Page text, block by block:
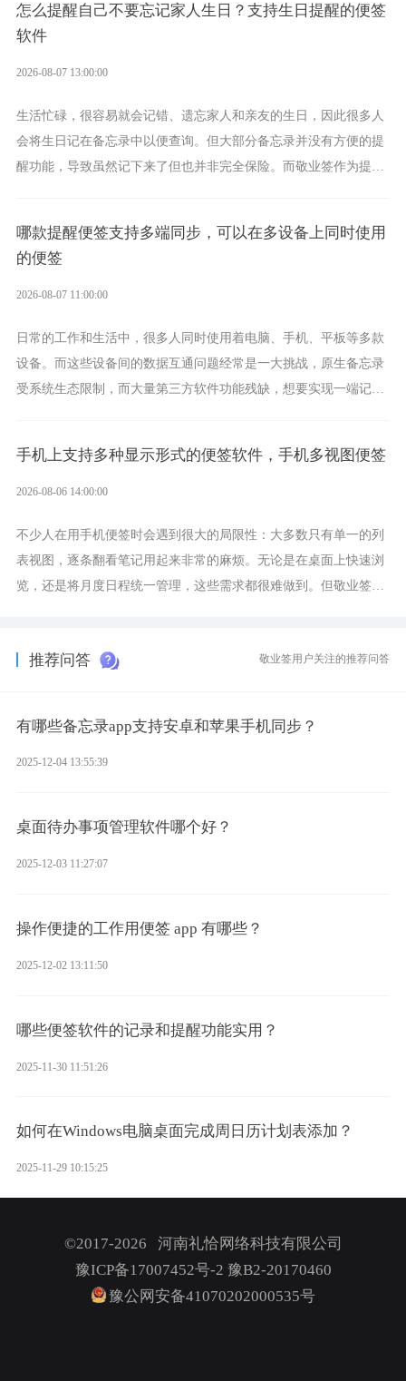
怎么提醒自己不要忘记家人生日？支持生日提醒的便签
软件
2026-08-07 13:00:00
生活忙碌，很容易就会记错、遗忘家人和亲友的生日，因此很多人
会将生日记在备忘录中以便查询。但大部分备忘录并没有方便的提
醒功能，导致虽然记下来了但也并非完全保险。而敬业签作为提醒
哪款提醒便签支持多端同步，可以在多设备上同时使用
的便签
2026-08-07 11:00:00
日常的工作和生活中，很多人同时使用着电脑、手机、平板等多款
设备。而这些设备间的数据互通问题经常是一大挑战，原生备忘录
受系统生态限制，而大量第三方软件功能残缺，想要实现一端记
手机上支持多种显示形式的便签软件，手机多视图便签
2026-08-06 14:00:00
不少人在用手机便签时会遇到很大的局限性：大多数只有单一的列
表视图，逐条翻看笔记用起来非常的麻烦。无论是在桌面上快速浏
览，还是将月度日程统一管理，这些需求都很难做到。但敬业签作
推荐问答 敬业签用户关注的推荐问答
有哪些备忘录app支持安卓和苹果手机同步？
2025-12-04 13:55:39
桌面待办事项管理软件哪个好？
2025-12-03 11:27:07
操作便捷的工作用便签 app 有哪些？
2025-12-02 13:11:50
哪些便签软件的记录和提醒功能实用？
2025-11-30 11:51:26
如何在Windows电脑桌面完成周日历计划表添加？
2025-11-29 10:15:25
©2017-2026 河南礼恰网络科技有限公司
豫ICP备17007452号-2 豫B2-20170460
豫公网安备41070202000535号